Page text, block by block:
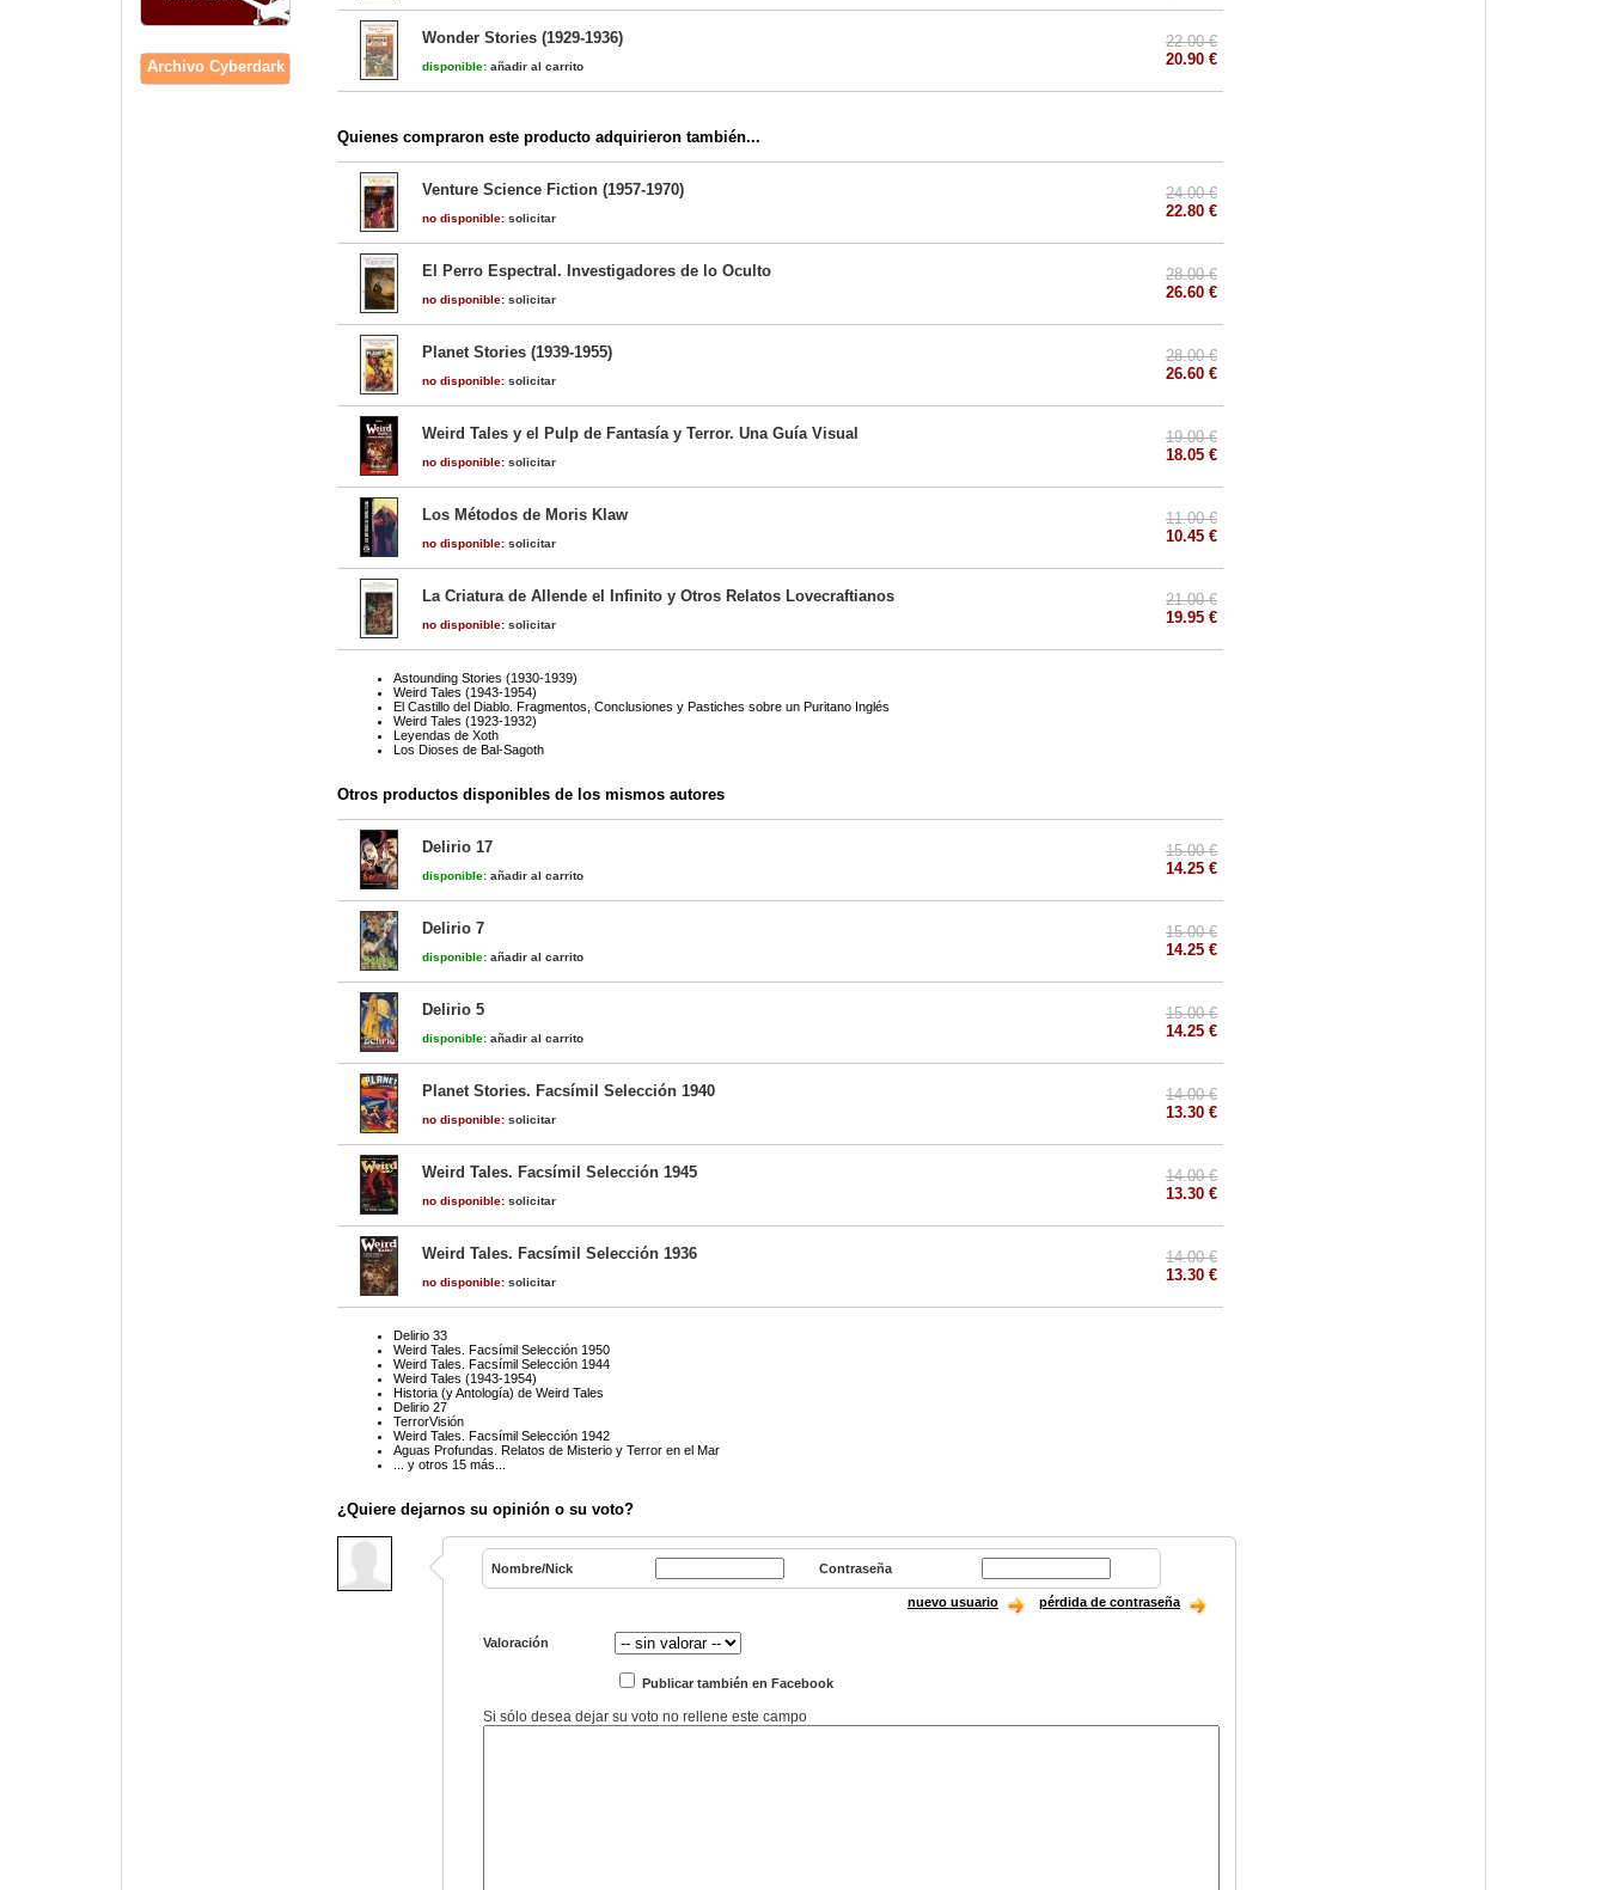
Archivo Cyberdark
Wonder Stories (1929-1936)
disponible: añadir al carrito
22.00 €
20.90 €
Quienes compraron este producto adquirieron también...
Venture Science Fiction (1957-1970)
no disponible: solicitar
24.00 €
22.80 €
El Perro Espectral. Investigadores de lo Oculto
no disponible: solicitar
28.00 €
26.60 €
Planet Stories (1939-1955)
no disponible: solicitar
28.00 €
26.60 €
Weird Tales y el Pulp de Fantasía y Terror. Una Guía Visual
no disponible: solicitar
19.00 €
18.05 €
Los Métodos de Moris Klaw
no disponible: solicitar
11.00 €
10.45 €
La Criatura de Allende el Infinito y Otros Relatos Lovecraftianos
no disponible: solicitar
21.00 €
19.95 €
Astounding Stories (1930-1939)
Weird Tales (1943-1954)
El Castillo del Diablo. Fragmentos, Conclusiones y Pastiches sobre un Puritano Inglés
Weird Tales (1923-1932)
Leyendas de Xoth
Los Dioses de Bal-Sagoth
Otros productos disponibles de los mismos autores
Delirio 17
disponible: añadir al carrito
15.00 €
14.25 €
Delirio 7
disponible: añadir al carrito
15.00 €
14.25 €
Delirio 5
disponible: añadir al carrito
15.00 €
14.25 €
Planet Stories. Facsímil Selección 1940
no disponible: solicitar
14.00 €
13.30 €
Weird Tales. Facsímil Selección 1945
no disponible: solicitar
14.00 €
13.30 €
Weird Tales. Facsímil Selección 1936
no disponible: solicitar
14.00 €
13.30 €
Delirio 33
Weird Tales. Facsímil Selección 1950
Weird Tales. Facsímil Selección 1944
Weird Tales (1943-1954)
Historia (y Antología) de Weird Tales
Delirio 27
TerrorVisión
Weird Tales. Facsímil Selección 1942
Aguas Profundas. Relatos de Misterio y Terror en el Mar
... y otros 15 más...
¿Quiere dejarnos su opinión o su voto?
Nombre/Nick Contraseña
nuevo usuario pérdida de contraseña
Valoración
Publicar también en Facebook
Si sólo desea dejar su voto no rellene este campo